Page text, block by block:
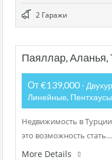
2 Гаражи
Паяллар, Аланья,
От €139,000 -
Линейные, Пентхаусы
Недвижимость в
это возможность стать…
More Details